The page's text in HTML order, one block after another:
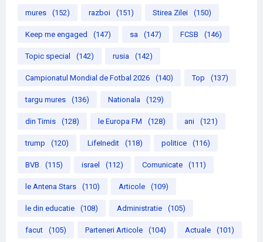
mures (152) razboi (151) Stirea Zilei (150)
Keep me engaged (147) sa (147) FCSB (146)
Topic special (142) rusia (142)
Campionatul Mondial de Fotbal 2026 (140) Top (137)
targu mures (136) Nationala (129)
din Timis (128) le Europa FM (128) ani (121)
trump (120) LifeInedit (118) politice (116)
BVB (115) israel (112) Comunicate (111)
le Antena Stars (110) Articole (109)
le din educatie (108) Administratie (105)
facut (105) Parteneri Articole (104) Actuale (101)